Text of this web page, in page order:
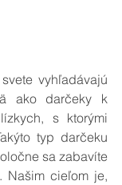
ako darčeky k
s ktorými
typ darčeku
sa zabavíte
Našim cieľom je,